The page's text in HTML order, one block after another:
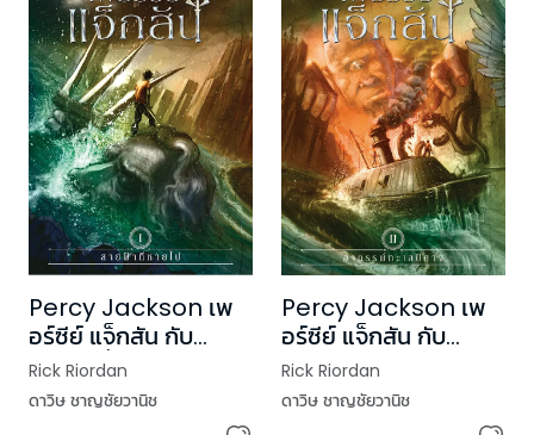
Percy Jackson เพ
อร์ซีย์ แจ็กสัน กับ
สายฟ้าที่หายไป (ปก
ใหม่)
Rick Riordan
ดาวิษ ชาญชัยวานิช
Percy Jackson เพ
อร์ซีย์ แจ็กสัน กับ
อาถรรพ์ทะเลปีศาจ (ปก
ใหม่)
Rick Riordan
ดาวิษ ชาญชัยวานิช